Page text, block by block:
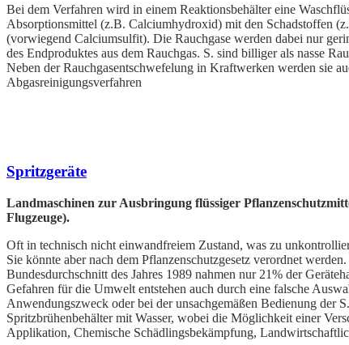
Bei dem Verfahren wird in einem Reaktionsbehälter eine
Absorptionsmittel (z.B. Calciumhydroxid) mit den Schadstoffen
(vorwiegend Calciumsulfit). Die Rauchgase werden dabei nur
des Endproduktes aus dem Rauchgas. S. sind billiger als nasse
Neben der Rauchgasentschwefelung in Kraftwerken werden sie
Abgasreinigungsverfahren
Spritzgeräte
Landmaschinen zur Ausbringung flüssiger
Flugzeuge).
Oft in technisch nicht einwandfreiem Zustand, was zu
Sie könnte aber nach dem Pflanzenschutzgesetz verordnet
Bundesdurchschnitt des Jahres 1989 nahmen nur 21% der
Gefahren für die Umwelt entstehen auch durch eine falsche
Anwendungszweck oder bei der unsachgemäßen Bedienung der
Spritzbrühenbehälter mit Wasser, wobei die Möglichkeit einer
Applikation, Chemische Schädlingsbekämpfung,